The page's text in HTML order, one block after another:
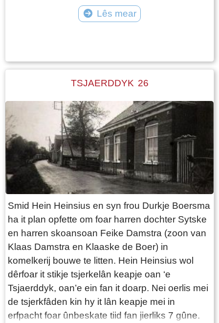
jongste dochter, wennet by harren yn en wurdt
mantelsoarchster. It wurdt in wenhûs mei in foar-
de doar nei de kowestâl oan’e dykskant. De
Tsjaerddyk. Dizze sleat kriget yn it doarp al gau
de bijnamme “Skytsleat”. Dizze is links op ‘e
haadfoto te sjen. De komelkerij stiet op dizze
foto efter de beam. De sleat rint lâns de dyk efter
it tsjerkhûs en de timpel troch yn’e rjochting fan’e
pastorij pleats.
Lês mear
TSJAERDDYK 26
Smid Hein Heinsius en syn frou Durkje Boersma
ha it plan opfette om foar harren dochter Sytske
en harren skoansoan Feike Damstra (zoon van
Klaas Damstra en Klaaske de Boer) in
komelkerij bouwe te litten. Hein Heinsius wol
dêrfoar it stikje tsjerkelân keapje oan ‘e
Tsjaerddyk, oan’e ein fan it doarp. Nei oerlis mei
de tsjerkfâden kin hy it lân keapje mei in
erfpacht foar ûnbeskate tiid fan jierliks 7 gûne.